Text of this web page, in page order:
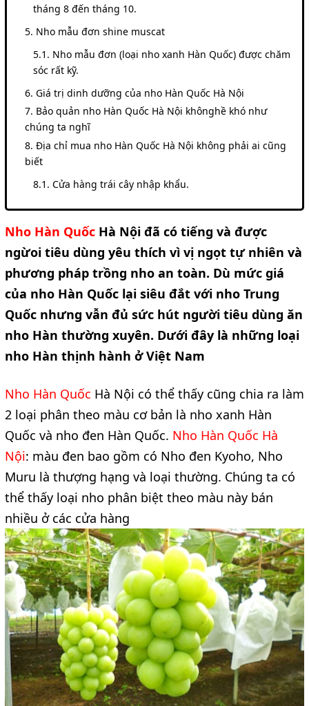
tháng 8 đến tháng 10.
Nho mẫu đơn shine muscat
Nho mẫu đơn (loại nho xanh Hàn Quốc) được chăm
sóc rất kỹ.
Giá trị dinh dưỡng của nho Hàn Quốc Hà Nội
Bảo quản nho Hàn Quốc Hà Nội khônghề khó như
chúng ta nghĩ
Địa chỉ mua nho Hàn Quốc Hà Nội không phải ai cũng
biết
Cửa hàng trái cây nhập khẩu.
Nho Hàn Quốc Hà Nội đã có tiếng và được
ngừoi tiêu dùng yêu thích vì vị ngọt tự nhiên và
phương pháp trồng nho an toàn. Dù mức giá
của nho Hàn Quốc lại siêu đắt với nho Trung
Quốc nhưng vẫn đủ sức hút người tiêu dùng ăn
nho Hàn thường xuyên. Dưới đây là những loại
nho Hàn thịnh hành ở Việt Nam
Nho Hàn Quốc Hà Nội có thể thấy cũng chia ra làm
2 loại phân theo màu cơ bản là nho xanh Hàn
Quốc và nho đen Hàn Quốc. Nho Hàn Quốc Hà
Nội: màu đen bao gồm có Nho đen Kyoho, Nho
Muru là thượng hạng và loại thường. Chúng ta có
thể thấy loại nho phân biệt theo màu này bán
nhiều ở các cửa hàng